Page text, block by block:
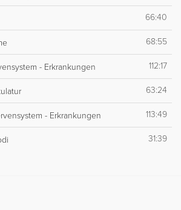
66:40
68:55
- Erkrankungen 112:17
63:24
- Erkrankungen 113:49
31:39